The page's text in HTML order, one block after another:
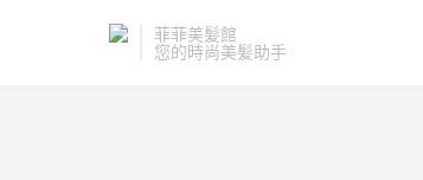
菲菲美髪館
您的時尚美髪助手